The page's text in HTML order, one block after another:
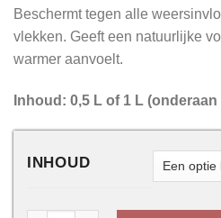
Beschermt tegen alle
vlekken. Geeft een natuurlijke
warmer aanvoelt.
Inhoud: 0,5 L of 1 L (onderaan
INHOUD